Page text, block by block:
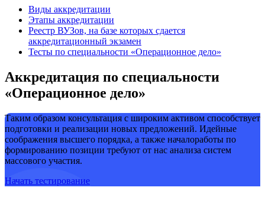
Виды аккредитации
Этапы аккредитации
Реестр ВУЗов, на базе которых сдается
аккредитационный экзамен
Тесты по специальности «Операционное дело»
Аккредитация по специальности
«Операционное дело»
Таким образом консультация с широким активом способствует
подготовки и реализации новых предложений. Идейные
соображения высшего порядка, а также началоработы по
формированию позиции требуют от нас анализа систем
массового участия.
Начать тестирование